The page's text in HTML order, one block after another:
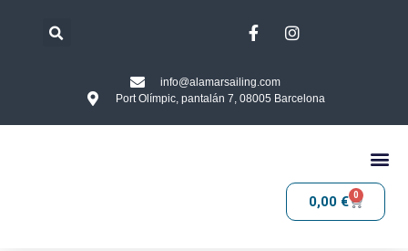
info@alamarsailing.com
Port Olímpic, pantalán 7, 08005 Barcelona
0,00 € 0